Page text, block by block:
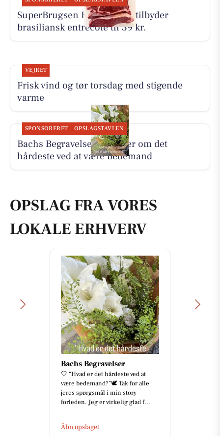
SuperBrugsen Hammerum tilbyder
brasiliansk entrecôte til 39 kr.
VEJRET
Frisk vind og tør torsdag med stigende
varme
SPONSORERET OPSLAGSTAVLEN
Bachs Begravelser fortæller om det
hårdeste ved at være bedemand
OPSLAG FRA VORES
LOKALE ERHVERV
Bachs Begravelser
🤍 “Hvad er det hårdeste ved at
være bedemand?”🕊️ Tak for alle
jeres spørgsmål i min story
forleden. Jeg er virkelig glad f...
Åbn opslaget